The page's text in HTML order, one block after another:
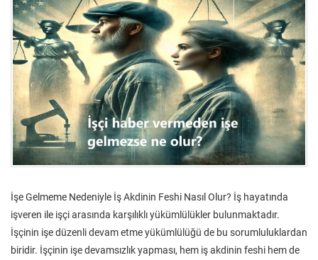
İşe Gelmeme Nedeniyle İş Akdinin Feshi Nasıl Olur? İş hayatında
işveren ile işçi arasında karşılıklı yükümlülükler bulunmaktadır.
İşçinin işe düzenli devam etme yükümlülüğü de bu sorumluluklardan
biridir. İşçinin işe devamsızlık yapması, hem iş akdinin feshi hem de